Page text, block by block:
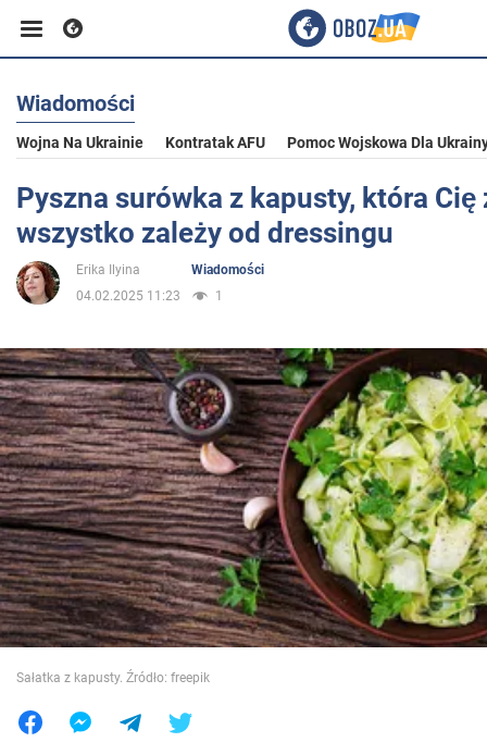
Biznes
Sport
Rozrywka
Polityka
Społeczeństwo
Wojna na Ukrainie
Świat
Jedzenie
Wiadomości
Wojna Na Ukrainie Kontratak AFU Pomoc Wojskowa Dla
Pyszna surówka z kapusty, która Cię
wszystko zależy od dressingu
Erika Ilyina
Wiadomości
04.02.2025 11:23
1
Sałatka z kapusty. Źródło: freepik